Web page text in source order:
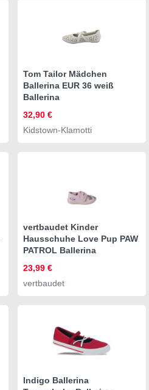
Tom Tailor Mädchen
Ballerina EUR 36 weiß
Ballerina
32,90 €
Kidstown-Klamotti
vertbaudet Kinder
Hausschuhe Love Pup PAW
PATROL Ballerina
23,99 €
vertbaudet
Indigo Ballerina